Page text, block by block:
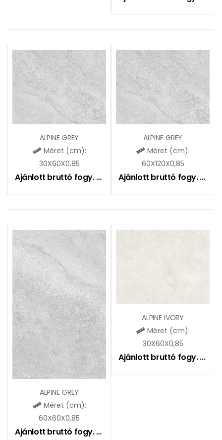
ALPINE GREY
Méret (cm):
30X60X0,85
Ajánlott bruttó fogy. ár: 8990Ft
ALPINE GREY
Méret (cm):
60X120X0,85
Ajánlott bruttó fogy. ár:
ALPINE GREY
Méret (cm):
60X60X0,85
Ajánlott bruttó fogy. ár:
ALPINE IVORY
Méret (cm):
30X60X0,85
Ajánlott bruttó fogy. ár: